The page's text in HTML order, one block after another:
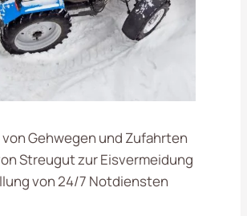
von Gehwegen und Zufahrten
Streugut zur Eisvermeidung
von 24/7 Notdiensten